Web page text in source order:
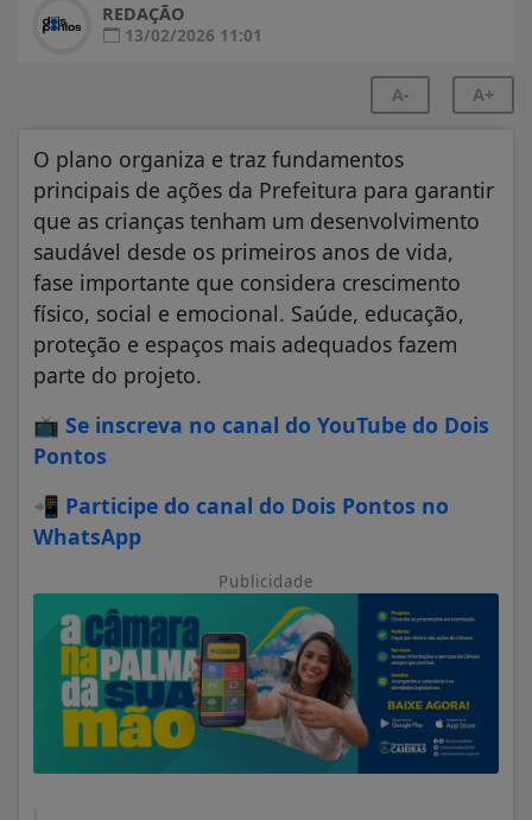
REDAÇÃO
13/02/2026 11:01
A- A+
O plano organiza e traz fundamentos
principais de ações da Prefeitura para garantir
que as crianças tenham um desenvolvimento
saudável desde os primeiros anos de vida,
fase importante que considera crescimento
físico, social e emocional. Saúde, educação,
proteção e espaços mais adequados fazem
parte do projeto.
📺 Se inscreva no canal do YouTube do Dois
Pontos
📲 Participe do canal do Dois Pontos no
WhatsApp
Publicidade